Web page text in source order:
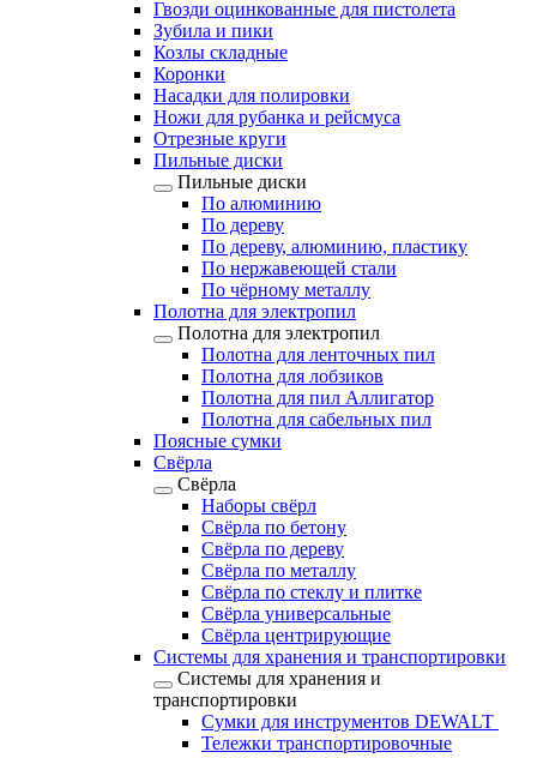
Гвозди оцинкованные для пистолета
Зубила и пики
Козлы складные
Коронки
Насадки для полировки
Ножи для рубанка и рейсмуса
Отрезные круги
Пильные диски
Пильные диски
По алюминию
По дереву
По дереву, алюминию, пластику
По нержавеющей стали
По чёрному металлу
Полотна для электропил
Полотна для электропил
Полотна для ленточных пил
Полотна для лобзиков
Полотна для пил Аллигатор
Полотна для сабельных пил
Поясные сумки
Свёрла
Свёрла
Наборы свёрл
Свёрла по бетону
Свёрла по дереву
Свёрла по металлу
Свёрла по стеклу и плитке
Свёрла универсальные
Свёрла центрирующие
Системы для хранения и транспортировки
Системы для хранения и
транспортировки
Сумки для инструментов DEWALT
Тележки транспортировочные